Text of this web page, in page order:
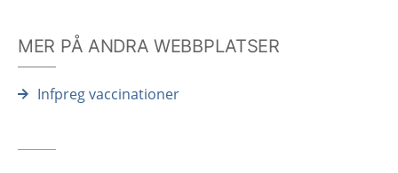
MER PÅ ANDRA WEBBPLATSER
Infpreg vaccinationer